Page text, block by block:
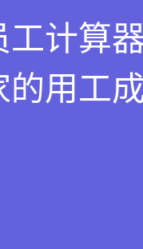
工计算
的用工